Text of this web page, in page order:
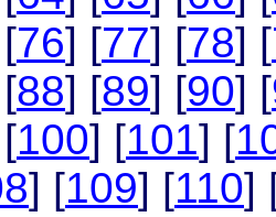
76] [77] [78] [
88] [89] [90] [
100] [101] [
] [109] [110]